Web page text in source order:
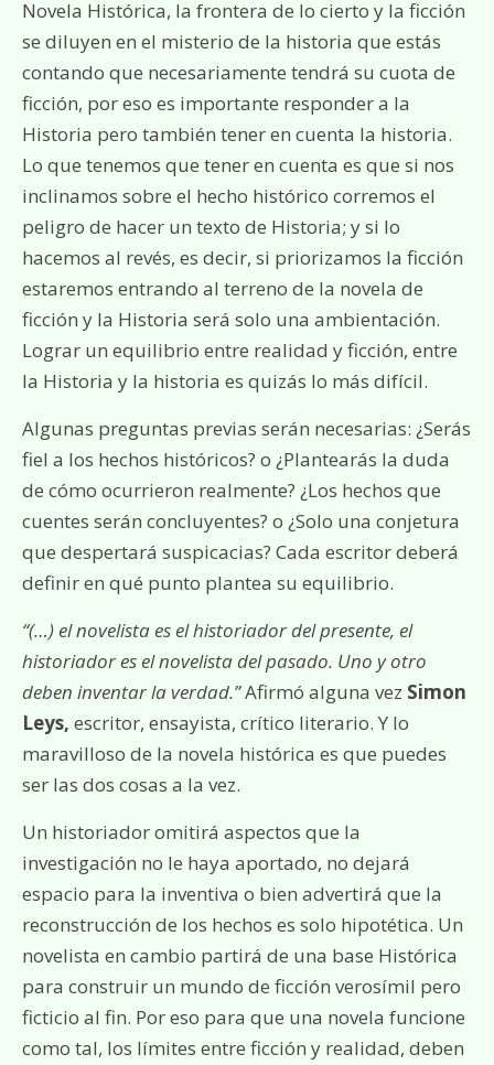
Novela Histórica, la frontera de lo cierto y la ficción
se diluyen en el misterio de la historia que estás
contando que necesariamente tendrá su cuota de
ficción, por eso es importante responder a la
Historia pero también tener en cuenta la historia.
Lo que tenemos que tener en cuenta es que si nos
inclinamos sobre el hecho histórico corremos el
peligro de hacer un texto de Historia; y si lo
hacemos al revés, es decir, si priorizamos la ficción
estaremos entrando al terreno de la novela de
ficción y la Historia será solo una ambientación.
Lograr un equilibrio entre realidad y ficción, entre
la Historia y la historia es quizás lo más difícil.
Algunas preguntas previas serán necesarias: ¿Serás
fiel a los hechos históricos? o ¿Plantearás la duda
de cómo ocurrieron realmente? ¿Los hechos que
cuentes serán concluyentes? o ¿Solo una conjetura
que despertará suspicacias? Cada escritor deberá
definir en qué punto plantea su equilibrio.
“(…) el novelista es el historiador del presente, el
historiador es el novelista del pasado. Uno y otro
deben inventar la verdad.”Afirmó alguna vez Simon
Leys, escritor, ensayista, crítico literario. Y lo
maravilloso de la novela histórica es que puedes
ser las dos cosas a la vez.
Un historiador omitirá aspectos que la
investigación no le haya aportado, no dejará
espacio para la inventiva o bien advertirá que la
reconstrucción de los hechos es solo hipotética. Un
novelista en cambio partirá de una base Histórica
para construir un mundo de ficción verosímil pero
ficticio al fin. Por eso para que una novela funcione
como tal, los límites entre ficción y realidad, deben